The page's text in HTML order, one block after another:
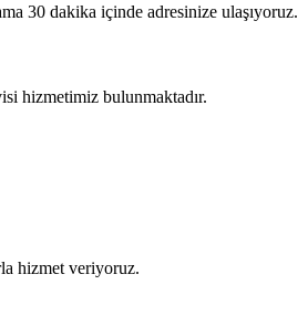
30 dakika içinde adresinize ulaşıyoruz.
hizmetimiz bulunmaktadır.
hizmet veriyoruz.